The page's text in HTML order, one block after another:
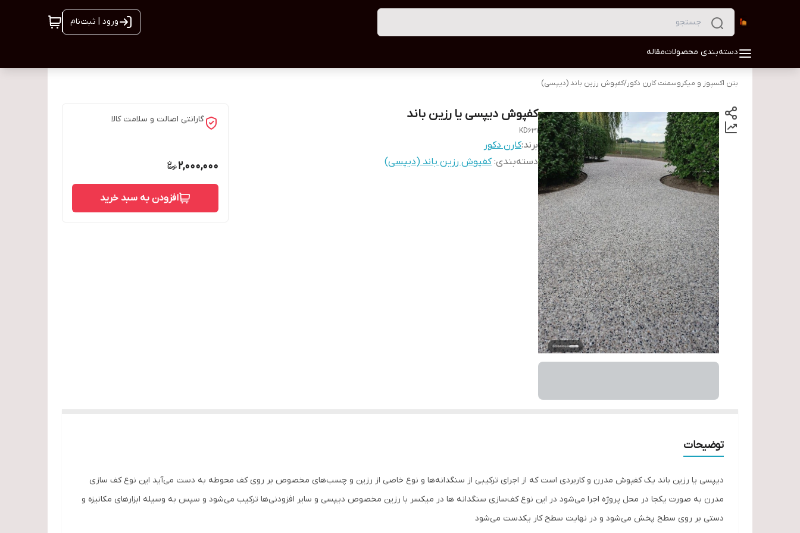
ورود | ثبت‌نام
دسته‌بندی محصولاتمقاله
بتن اکسپوز و میکروسمنت کارن دکور/کفپوش رزین باند (دیپسی)
کفپوش دیپسی یا رزین باند
KD631
برند:کارن دکور
دسته‌بندی:کفپوش رزین باند (دیپسی)
گارانتی اصالت و سلامت کالا
2,000,000
افزودن به سبد خرید
توضیحات
دیپسی یا رزین باند یک کفپوش مدرن و کاربردی است که از اجرای ترکیبی از سنگدانه‌ها و نوع خاصی از رزین و چسب‌های مخصوص بر روی کف محوطه به دست می‌آید این نوع کف سازی
مدرن به صورت یکجا در محل پروژه اجرا می‌شود در این نوع کف‌سازی سنگدانه ها در میکسر با رزین مخصوص دیپسی و سایر افزودنی‌ها ترکیب می‌شود و سپس به وسیله ابزارهای مکانیزه و
دستی بر روی سطح پخش می‌شود و در نهایت سطح کار یکدست می‌شود